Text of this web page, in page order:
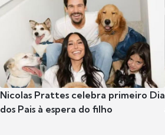
Nicolas Prattes celebra primeiro Dia
dos Pais à espera do filho